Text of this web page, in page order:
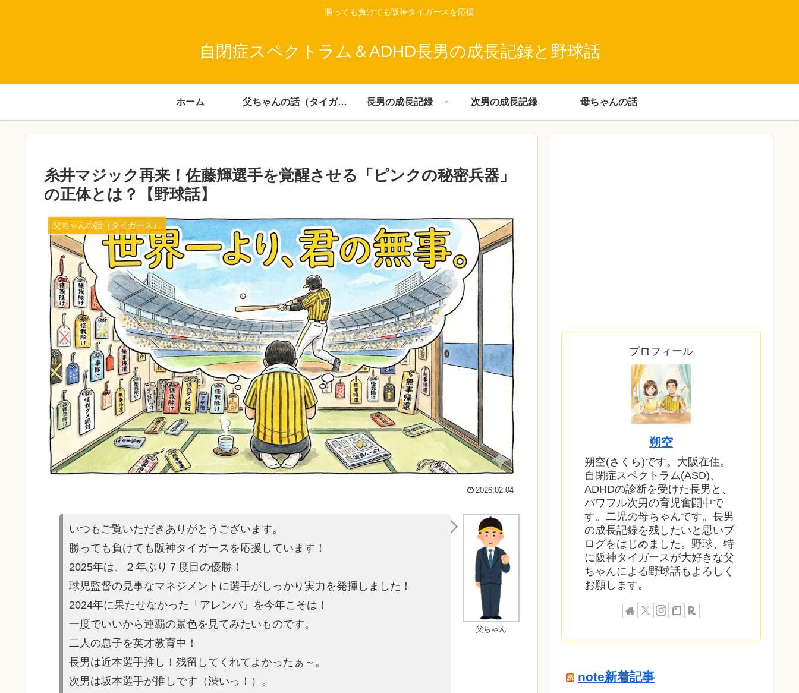
勝っても負けても阪神タイガースを応援
自閉症スペクトラム＆ADHD長男の成長記録と野球話
ホーム 父ちゃんの話（タイガース） 長男の成長記録 次男の成長記録 母ちゃんの話
糸井マジック再来！佐藤輝選手を覚醒させる「ピンクの秘密兵器」
の正体とは？【野球話】
父ちゃんの話（タイガース）
2026.02.04
父ちゃん
いつもご覧いただきありがとうございます。
勝っても負けても阪神タイガースを応援しています！
2025年は、２年ぶり７度目の優勝！
球児監督の見事なマネジメントに選手がしっかり実力を発揮しました！
2024年に果たせなかった「アレンパ」を今年こそは！
一度でいいから連覇の景色を見てみたいものです。
二人の息子を英才教育中！
長男は近本選手推し！残留してくれてよかったぁ～。
次男は坂本選手が推しです（渋いっ！）。
プロフィール
朔空
朔空(さくら)です。大阪在住。
自閉症スペクトラム(ASD)、
ADHDの診断を受けた長男と、
パワフル次男の育児奮闘中で
す。二児の母ちゃんです。長男
の成長記録を残したいと思いブ
ログをはじめました。野球、特
に阪神タイガースが大好きな父
ちゃんによる野球話もよろしく
お願します。
note新着記事